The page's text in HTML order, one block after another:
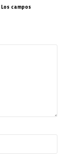
Los campos